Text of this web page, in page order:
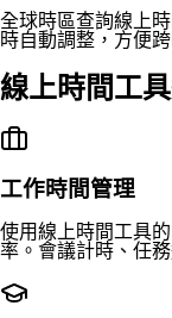
全球時區查詢線上
時自動調整，方便
線上時間工
工作時間管理
使用線上時間工具
率。會議計時、任